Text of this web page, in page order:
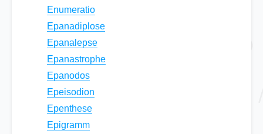
Enumeratio
Epanadiplose
Epanalepse
Epanastrophe
Epanodos
Epeisodion
Epenthese
Epigramm